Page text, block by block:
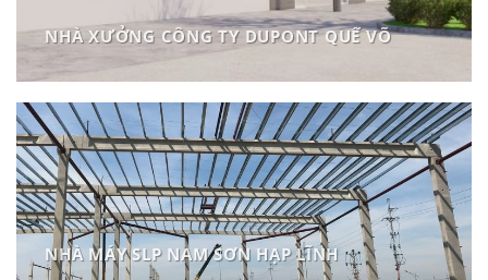
NHÀ XƯỞNG CÔNG TY DUPONT QUẾ VÕ
NHÀ MÁY SLP NAM SƠN HẠP LĨNH